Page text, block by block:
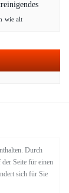
wie alt
Durch
Seite für einen
sich für Sie